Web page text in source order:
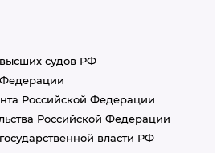
судов РФ
Российской Федерации
Российской Федерации
власти РФ